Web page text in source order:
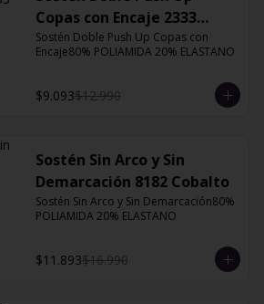
Copas con Encaje 2333
Orquidea
Sostén Doble Push Up Copas con
Encaje80% POLIAMIDA 20% ELASTANO
$9.093$12.990
Sostén Sin Arco y Sin
Demarcación 8182 Cobalto
Sostén Sin Arco y Sin Demarcación80%
POLIAMIDA 20% ELASTANO
$11.893$16.990